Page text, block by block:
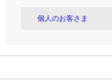
個人のお客さま